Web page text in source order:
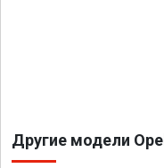
Другие модели Opel